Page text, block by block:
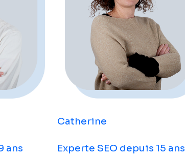
ans
Catherine
Experte SEO depuis 15 ans